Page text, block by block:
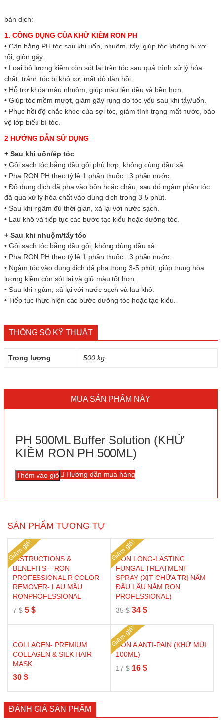
bản dịch:
1. CÔNG DỤNG CỦA KHỬ KIỀM RON PH
• Cân bằng PH tóc sau khi uốn, nhuộm, tẩy, giúp tóc không bị xơ
rối, giòn gãy.
• Loại bỏ lượng kiềm còn sót lại trên tóc sau quá trình xử lý hóa
chất, tránh tóc bị khô xơ, mất độ đàn hồi.
• Hỗ trợ khóa màu nhuộm, giúp màu lên đều và bền hơn.
• Giúp tóc mềm mượt, giảm gãy rụng do tóc yếu sau khi tẩy/uốn.
• Phục hồi độ chắc khỏe của sợi tóc, giảm tình trạng mất nước, bảo
vệ lớp biểu bì tóc.
2 HƯỚNG DẪN SỬ DỤNG
+ Sau khi uốn/ép tóc
• Gội sạch tóc bằng dầu gội phù hợp, không dùng dầu xả.
• Pha RON PH theo tỷ lệ 1 phần thuốc : 3 phần nước.
• Đổ dung dịch đã pha vào bồn hoặc chậu, sau đó ngâm phần tóc
đã qua xử lý hóa chất vào dung dịch trong 3-5 phút.
• Sau khi ngâm đủ thời gian, xả lại với nước sạch.
• Lau khô và tiếp tục các bước tạo kiểu hoặc dưỡng tóc.
+ Sau khi nhuộm/tẩy tóc
• Gội sạch tóc bằng dầu gội, không dùng dầu xả.
• Pha RON PH theo tỷ lệ 1 phần thuốc : 3 phần nước.
• Ngâm tóc vào dung dịch đã pha trong 3-5 phút, giúp trung hòa
lượng kiềm còn sót lại và giữ màu tốt hơn.
• Sau khi ngâm, xả lại với nước sạch và lau khô.
• Tiếp tục thực hiện các bước dưỡng tóc hoặc tạo kiểu.
THÔNG SỐ KỸ THUẬT
Trọng lượng 500 kg
MUA SẢN PHẨM NÀY
PH 500ML Buffer Solution (KHỬ
KIỀM RON PH 500ML)
Thêm vào giỏ Hướng dẫn mua hàng
SẢN PHẨM TƯƠNG TỰ
Giảm giá!
INSTRUCTIONS &
BENEFITS – RON
PROFESSIONAL R COLOR
REMOVER- LAU MẦU
RONPROFESSIONAL
7$ Giá
7 $.
5 $Giá
là:
5 $.
Giảm giá!
RON LONG-LASTING
FUNGAL TREATMENT
SPRAY (XỊT CHỮA TRỊ NẤM
ĐẦU LÂU NĂM RON
PROFESSIONAL)
35$ Giá
là:
35 $.
34 $Giá
là:
COLLAGEN- PREMIUM
COLLAGEN & SILK HAIR
MASK
30 $
Giảm giá!
RON A ANTI-PAIN (KHỬ MÙI
100ML)
17$ Giá
16 $Giá
ĐÁNH GIÁ SẢN PHẨM